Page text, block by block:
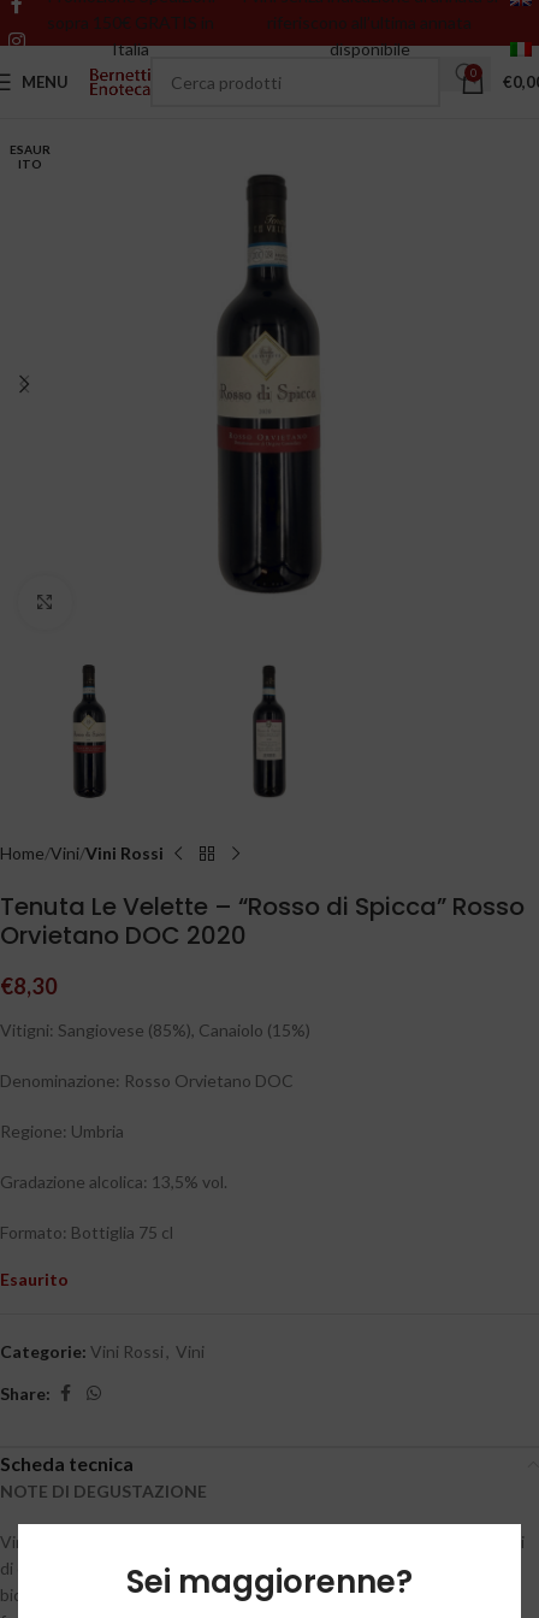
Sei maggiorenne?
sopra 150€ GRATIS in
Italia
riferiscono all’ultima annata
disponibile
MENU 0 €
ESAUR
ITO
Home Vini Vini Rossi
Tenuta Le Velette – “Rosso di Spicca” Rosso
Orvietano DOC 2020
€8,30
Vitigni: Sangiovese (85%), Canaiolo (15%)
Denominazione: Rosso Orvietano DOC
Regione: Umbria
Gradazione alcolica: 13,5% vol.
Formato: Bottiglia 75 cl
Esaurito
Categorie: Vini Rossi , Vini
Share:
Scheda tecnica
NOTE DI DEGUSTAZIONE
Vino dal colore rosso rubino intenso con riflessi porpora, aromi fruttati
di ciliegia matura uniti ad una leggera nota vanigliata che si apre nel
bicchiere a note mentolate. In bocca è sapido, con buona tannicità e